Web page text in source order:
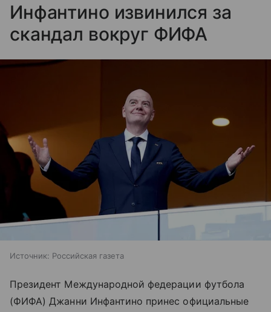
Инфантино извинился за
скандал вокруг ФИФА
Источник: Российская газета
Президент Международной федерации футбола
(ФИФА) Джанни Инфантино принес официальные